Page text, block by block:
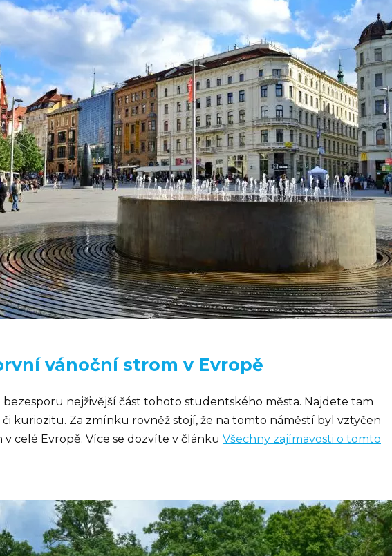
vánoční strom v Evropě
bezesporu nejživější část tohoto studentského města. Najdete tam
kuriozitu. Za zmínku rovněž stojí, že na tomto náměstí byl vztyčen
celé Evropě. Více se dozvíte v článku Všechny zajímavosti o tomto